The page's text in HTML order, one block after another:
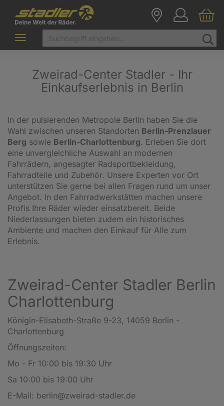
Toggle
navigation
Zweirad-Center Stadler - Ihr
Einkaufserlebnis in Berlin
In der pulsierenden Metropole Berlin haben Sie die
Wahl zwischen unseren Standorten Berlin-Prenzlauer
Berg sowie Berlin-Charlottenburg. Erleben Sie dort
eine unvergleichliche Auswahl an modernen
Fahrrädern, angesagter Radsportbekleidung,
Fahrradteile und Zubehör. Unsere Experten vor Ort
unterstützen Sie gerne bei allen Fragen rund um unser
Angebot. In den Fahrradwerkstätten machen unsere
Profis Ihre Räder wieder einsatzbereit. Beide
Niederlassungen bieten zudem ein historisches
Ambiente und machen den Einkauf für Alle zum
Erlebnis.
Zweirad-Center Stadler Berlin
Charlottenburg
Königin-Elisabeth-Straße 9-23, 14059 Berlin -
Charlottenburg
Öffnungszeiten:
Mo - Fr 10:00 bis 19:30 Uhr
Sa 10:00 bis 19:00 Uhr
E-Mail: berlin@zweirad-stadler.de